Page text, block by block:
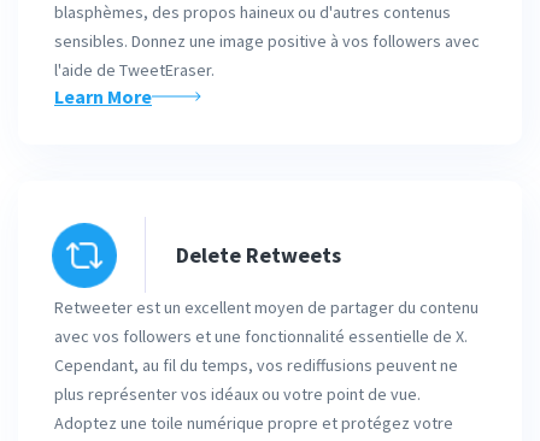
blasphèmes, des propos haineux ou d'autres contenus
sensibles. Donnez une image positive à vos followers avec
l'aide de TweetEraser.
Learn More
Delete Retweets
Retweeter est un excellent moyen de partager du contenu
avec vos followers et une fonctionnalité essentielle de X.
Cependant, au fil du temps, vos rediffusions peuvent ne
plus représenter vos idéaux ou votre point de vue.
Adoptez une toile numérique propre et protégez votre